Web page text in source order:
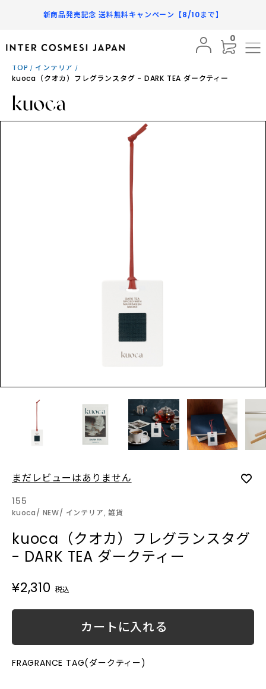
新商品発売記念 送料無料キャンペーン【8/10まで】
0
BRAND
PRODUCTS
INFORMATION
SHOPPING GUIDE
FAVORITE
LOGIN
SHOPPING GUIDE
お買い物方法につきましては
こちらでご確認ください。
SHOPに関するよくあるご質
TOP
インテリア
kuoca（クオカ）フレグランスタグ - DARK TEA ダークティー
まだレビューはありません
155
kuoca NEW インテリア, 雑貨
kuoca（クオカ）フレグランスタグ
- DARK TEA ダークティー
¥2,310 税込
カートに入れる
FRAGRANCE TAG(ダークティー)
まだレビューはありません
¥2,310